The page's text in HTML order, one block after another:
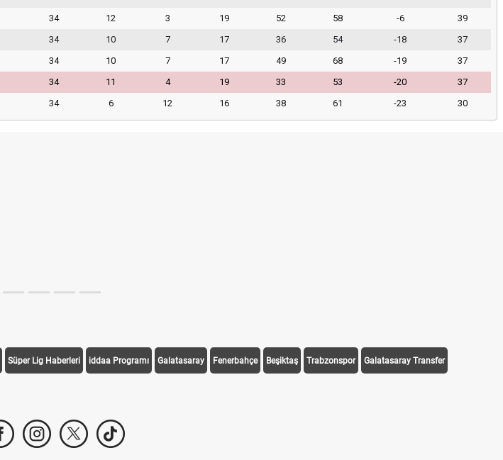
34 12 3 19 52 58 -6
39
34 10 7 17 36 54 -18
37
34 10 7 17 49 68 -19
37
34 11 4 19 33 53 -20
37
34 6 12 16 38 61 -23 30
Süper Lig Haberleri iddaa Programı Galatasaray Fenerbahçe Beşiktaş Trabzonspor Galatasaray Transfer